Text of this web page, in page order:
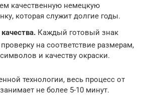
качественную немецкую
которая служит долгие годы.
Каждый готовый знак
на соответствие размерам,
и качеству окраски.
технологии, весь процесс от
не более 5-10 минут.